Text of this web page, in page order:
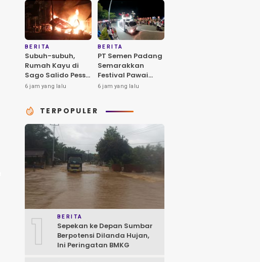
BERITA
Subuh-subuh,
Rumah Kayu di
Sago Salido Pessel
Ludes Terbakar
6 jam yang lalu
BERITA
PT Semen Padang
Semarakkan
Festival Pawai
Telong-Telong
6 jam yang lalu
TERPOPULER
1 BERITA
Sepekan ke Depan Sumbar
Berpotensi Dilanda Hujan,
Ini Peringatan BMKG